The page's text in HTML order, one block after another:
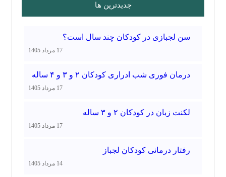
جدیدترین ها
سن لجبازی در کودکان چند سال است؟
17 مرداد 1405
درمان فوری شب ادراری کودکان ۲ و ۳ و ۴ ساله
17 مرداد 1405
لکنت زبان در کودکان ۲ و ۳ ساله
17 مرداد 1405
رفتار درمانی کودکان لجباز
14 مرداد 1405